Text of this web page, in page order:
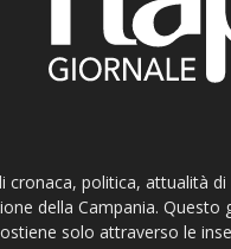
cronaca, politica, attualità
della Campania.
solo attraverso le